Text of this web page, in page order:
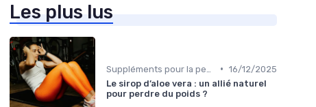
Les plus lus
• 16/12/2025
Le sirop d’aloe vera : un allié naturel
pour perdre du poids ?